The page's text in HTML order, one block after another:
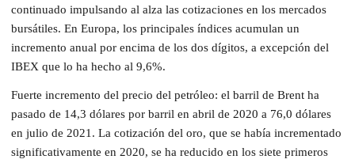
continuado impulsando al alza las cotizaciones en los mercados
bursátiles. En Europa, los principales índices acumulan un
incremento anual por encima de los dos dígitos, a excepción del
IBEX que lo ha hecho al 9,6%.
Fuerte incremento del precio del petróleo: el barril de Brent ha
pasado de 14,3 dólares por barril en abril de 2020 a 76,0 dólares
en julio de 2021. La cotización del oro, que se había incrementado
significativamente en 2020, se ha reducido en los siete primeros